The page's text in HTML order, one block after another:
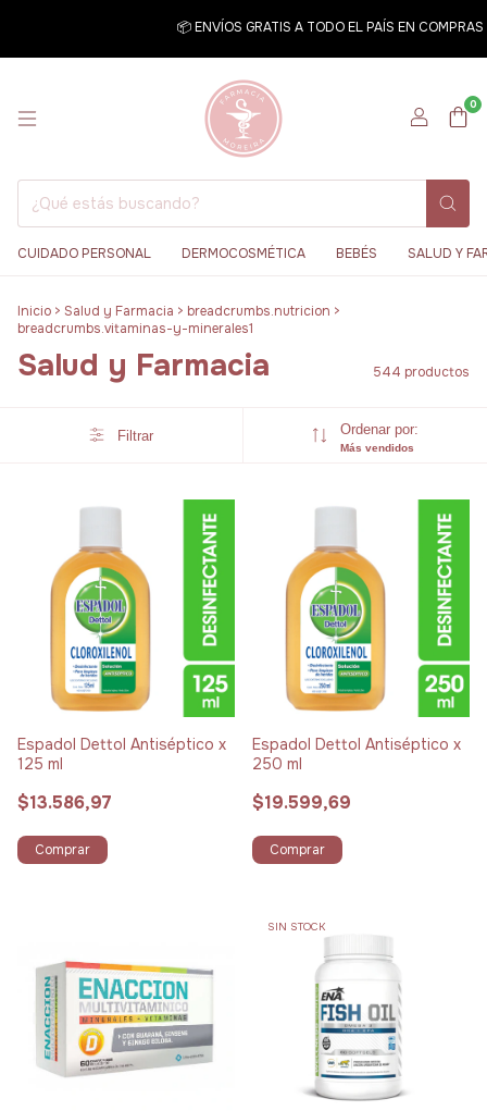
📦 ENVÍOS GRATIS A TODO EL PAÍS EN COMPRAS
0
CUIDADO PERSONAL DERMOCOSMÉTICA BEBÉS SALUD Y
Inicio > Salud y Farmacia > breadcrumbs.nutricion >
breadcrumbs.vitaminas-y-minerales1
Salud y Farmacia 544 productos
Filtrar Ordenar por:
Más vendidos
Espadol Dettol Antiséptico x
125 ml
$13.586,97
Comprar
Espadol Dettol Antiséptico x
250 ml
$19.599,69
Comprar
SIN STOCK